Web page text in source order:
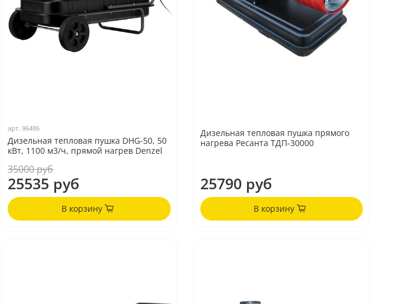
арт.96486
Дизельная тепловая пушка DHG-50, 50
кВт, 1100 м3/ч, прямой нагрев Denzel
35000 руб
25535 руб
В корзину
Дизельная тепловая пушка прямого
нагрева Ресанта ТДП-30000
25790 руб
В корзину